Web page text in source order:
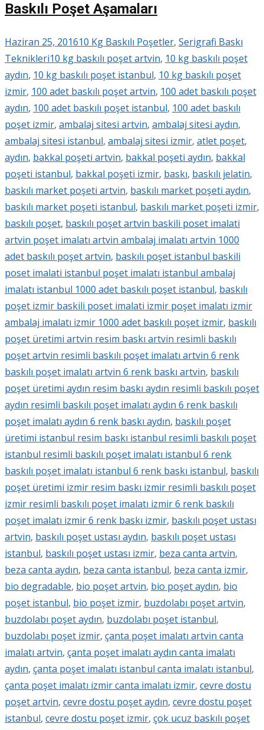
Baskılı Poşet Aşamaları
Haziran 25, 201610 Kg Baskılı Poşetler, Serigrafi Baskı
Teknikleri10 kg baskılı poşet artvin, 10 kg baskılı poşet
aydın, 10 kg baskılı poşet istanbul, 10 kg baskılı poşet
izmir, 100 adet baskılı poşet artvin, 100 adet baskılı poşet
aydın, 100 adet baskılı poşet istanbul, 100 adet baskılı
poşet izmir, ambalaj sitesi artvin, ambalaj sitesi aydın,
ambalaj sitesi istanbul, ambalaj sitesi izmir, atlet poşet,
aydın, bakkal poşeti artvin, bakkal poşeti aydın, bakkal
poşeti istanbul, bakkal poşeti izmir, baskı, baskılı jelatin,
baskılı market poşeti artvin, baskılı market poşeti aydın,
baskılı market poşeti istanbul, baskılı market poşeti izmir,
baskılı poşet, baskılı poşet artvin baskili poset imalati
artvin poşet imalatı artvin ambalaj imalatı artvin 1000
adet baskılı poşet artvin, baskılı poşet istanbul baskili
poset imalati istanbul poşet imalatı istanbul ambalaj
imalatı istanbul 1000 adet baskılı poşet istanbul, baskılı
poşet izmir baskili poset imalati izmir poşet imalatı izmir
ambalaj imalatı izmir 1000 adet baskılı poşet izmir, baskılı
poşet üretimi artvin resim baskı artvin resimli baskılı
poşet artvin resimli baskılı poşet imalatı artvin 6 renk
baskılı poşet imalatı artvin 6 renk baskı artvin, baskılı
poşet üretimi aydın resim baskı aydın resimli baskılı poşet
aydın resimli baskılı poşet imalatı aydın 6 renk baskılı
poşet imalatı aydın 6 renk baskı aydın, baskılı poşet
üretimi istanbul resim baskı istanbul resimli baskılı poşet
istanbul resimli baskılı poşet imalatı istanbul 6 renk
baskılı poşet imalatı istanbul 6 renk baskı istanbul, baskılı
poşet üretimi izmir resim baskı izmir resimli baskılı poşet
izmir resimli baskılı poşet imalatı izmir 6 renk baskılı
poşet imalatı izmir 6 renk baskı izmir, baskılı poşet ustası
artvin, baskılı poşet ustası aydın, baskılı poşet ustası
istanbul, baskılı poşet ustası izmir, beza canta artvin,
beza canta aydın, beza canta istanbul, beza canta izmir,
bio degradable, bio poşet artvin, bio poşet aydın, bio
poşet istanbul, bio poşet izmir, buzdolabı poşet artvin,
buzdolabı poşet aydın, buzdolabı poşet istanbul,
buzdolabı poşet izmir, çanta poşet imalatı artvin canta
imalatı artvin, çanta poşet imalatı aydın canta imalatı
aydın, çanta poşet imalatı istanbul canta imalatı istanbul,
çanta poşet imalatı izmir canta imalatı izmir, cevre dostu
poşet artvin, cevre dostu poşet aydın, cevre dostu poşet
istanbul, cevre dostu poşet izmir, çok ucuz baskılı poşet